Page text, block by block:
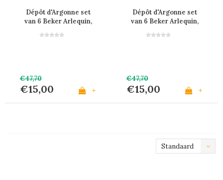
Dépôt d'Argonne set
van 6 Beker Arlequin,
€47,70
€15,00 +
Dépôt d'Argonne set
van 6 Beker Arlequin,
€47,70
€15,00 +
Standaard